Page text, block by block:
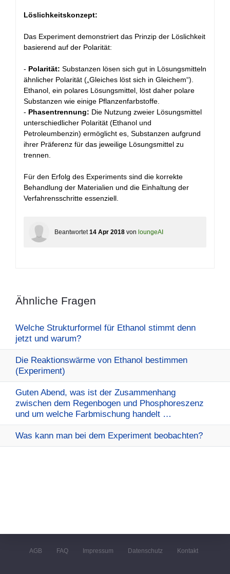
Löslichkeitskonzept:
Das Experiment demonstriert das Prinzip der Löslichkeit
basierend auf der Polarität:
- Polarität: Substanzen lösen sich gut in Lösungsmitteln
ähnlicher Polarität („Gleiches löst sich in Gleichem“).
Ethanol, ein polares Lösungsmittel, löst daher polare
Substanzen wie einige Pflanzenfarbstoffe.
- Phasentrennung: Die Nutzung zweier Lösungsmittel
unterschiedlicher Polarität (Ethanol und
Petroleumbenzin) ermöglicht es, Substanzen aufgrund
ihrer Präferenz für das jeweilige Lösungsmittel zu
trennen.
Für den Erfolg des Experiments sind die korrekte
Behandlung der Materialien und die Einhaltung der
Verfahrensschritte essenziell.
Beantwortet 14 Apr 2018 von loungeAI
Ähnliche Fragen
Welche Strukturformel für Ethanol stimmt denn
jetzt und warum?
Die Reaktionswärme von Ethanol bestimmen
(Experiment)
Guten Abend, was ist der Zusammenhang
zwischen dem Regenbogen und Phosphoreszenz
und um welche Farbmischung handelt …
Was kann man bei dem Experiment beobachten?
AGB FAQ Impressum Datenschutz Kontakt